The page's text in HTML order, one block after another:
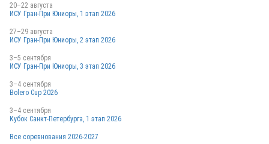
20–22 августа
ИСУ Гран-При Юниоры, 1 этап 2026
27–29 августа
ИСУ Гран-При Юниоры, 2 этап 2026
3–5 сентября
ИСУ Гран-При Юниоры, 3 этап 2026
3–4 сентября
Bolero Cup 2026
3–4 сентября
Кубок Санкт-Петербурга, 1 этап 2026
Все соревнования 2026-2027